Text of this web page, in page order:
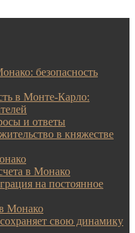
безопасность
в Монте-Карло:
и ответы
в княжестве
в Монако
на постоянное
Монако
свою динамику